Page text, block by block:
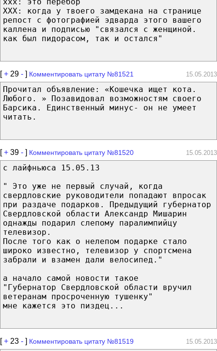
XXX: когда у твоего замдекана на странице
репост с фотографией эдварда этого вашего
каллена и подписью "связался с женщиной.
как был пидорасом, так и остался"
[+ 29 - ] Комментировать цитату №81521 15.05.2013
Прочитал объявление: «Кошечка ищет кота.
Любого. » Позавидовал возможностям своего
Барсика. Единственный минус- он не умеет
читать.
[+ 39 - ] Комментировать цитату №81520 15.05.2013
с лайфньюса 15.05.13
" Это уже не первый случай, когда
свердловские руководители попадают впросак
при раздаче подарков. Предыдущий губернатор
Свердловской области Александр Мишарин
однажды подарил слепому паралимпийцу
телевизор.
После того как о нелепом подарке стало
широко известно, телевизор у спортсмена
забрали и взамен дали велосипед."
а начало самой новости такое
"Губернатор Свердловской области вручил
ветеранам просроченную тушенку"
мне кажется это пиздец...
[+ 23 - ] Комментировать цитату №81519 15.05.2013